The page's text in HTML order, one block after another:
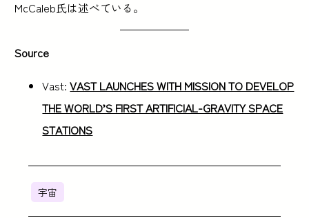
McCaleb氏は述べている。
Source
Vast:VAST LAUNCHES WITH MISSION TO DEVELOP
THE WORLD’S FIRST ARTIFICIAL-GRAVITY SPACE
STATIONS
宇宙